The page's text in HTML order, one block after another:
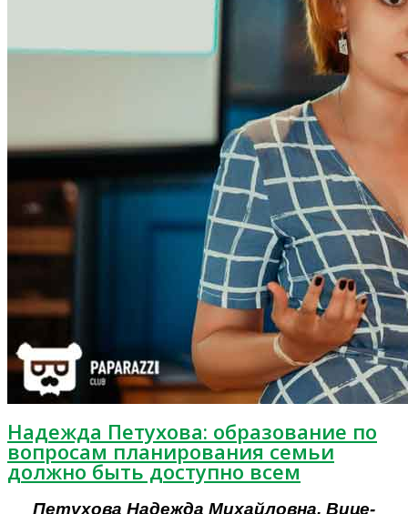
Надежда Петухова: образование по
вопросам планирования семьи
должно быть доступно всем
Петухова Надежда Михайловна, Вице-